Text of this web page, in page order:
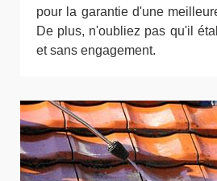
pour la garantie d'une
De plus, n'oubliez pas qu'il
et sans engagement.